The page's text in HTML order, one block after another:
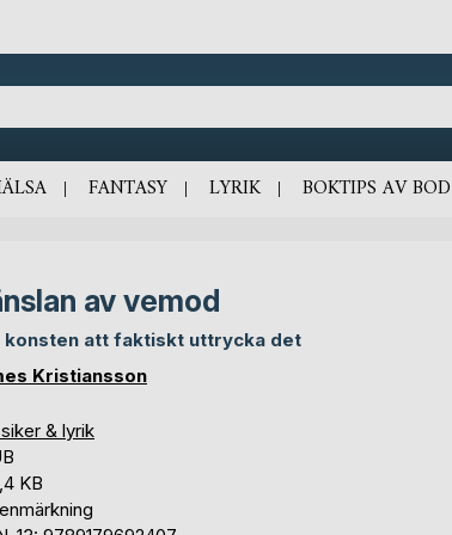
FANTASY LYRIK BOKTIPS AV BOD
av vemod
konsten att faktiskt uttrycka det
Kristiansson
& lyrik
KB